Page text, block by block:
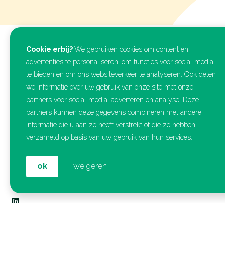
Cookie erbij?We gebruiken cookies om content en
advertenties te personaliseren, om functies voor social media
te bieden en om ons websiteverkeer te analyseren. Ook delen
we informatie over uw gebruik van onze site met onze
partners voor social media, adverteren en analyse. Deze
partners kunnen deze gegevens combineren met andere
informatie die u aan ze heeft verstrekt of die ze hebben
verzameld op basis van uw gebruik van hun services.
ok weigeren
Contact
Philips Stadion (Ingang 3)
5616 NH Eindhoven